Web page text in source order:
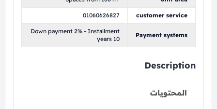
customer service
01060626827
Payment systems
Down payment 2% - Installment
years 10
Description
المحتويات